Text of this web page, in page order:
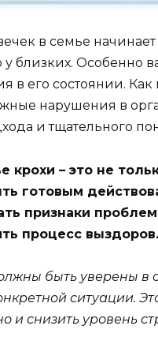
в семье
у близких. Особенно
в его состоянии.
нарушения в
и тщательного
крохи – это не
готовым
признаки
процесс
быть уверены в
ситуации.
и снизить уровень